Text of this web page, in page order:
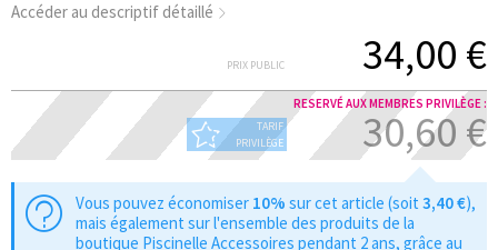
Accéder au descriptif détaillé
PRIX PUBLIC 34,00 €
RESERVÉ AUX MEMBRES PRIVILÈGE :
TARIF
PRIVILÈGE
30,60 €
Vous pouvez économiser 10% sur cet article (soit 3,40 €),
mais également sur l'ensemble des produits de la
boutique Piscinelle Accessoires pendant 2 ans, grâce au